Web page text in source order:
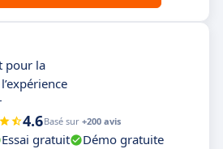
pour la
4.6Basé sur +200 avis
Essai gratuit
Démo gratuite